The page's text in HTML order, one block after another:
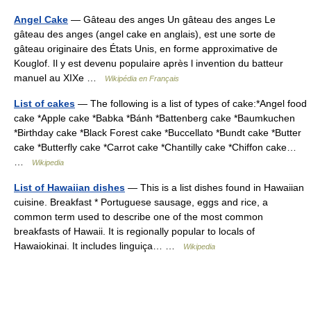
Angel Cake — Gâteau des anges Un gâteau des anges Le
gâteau des anges (angel cake en anglais), est une sorte de
gâteau originaire des États Unis, en forme approximative de
Kouglof. Il y est devenu populaire après l invention du batteur
manuel au XIXe …
Wikipédia en Français
List of cakes — The following is a list of types of cake:*Angel food
cake *Apple cake *Babka *Bánh *Battenberg cake *Baumkuchen
*Birthday cake *Black Forest cake *Buccellato *Bundt cake *Butter
cake *Butterfly cake *Carrot cake *Chantilly cake *Chiffon cake…
…
Wikipedia
List of Hawaiian dishes — This is a list dishes found in Hawaiian
cuisine. Breakfast * Portuguese sausage, eggs and rice, a
common term used to describe one of the most common
breakfasts of Hawaii. It is regionally popular to locals of
Hawaiokinai. It includes linguiça… …
Wikipedia